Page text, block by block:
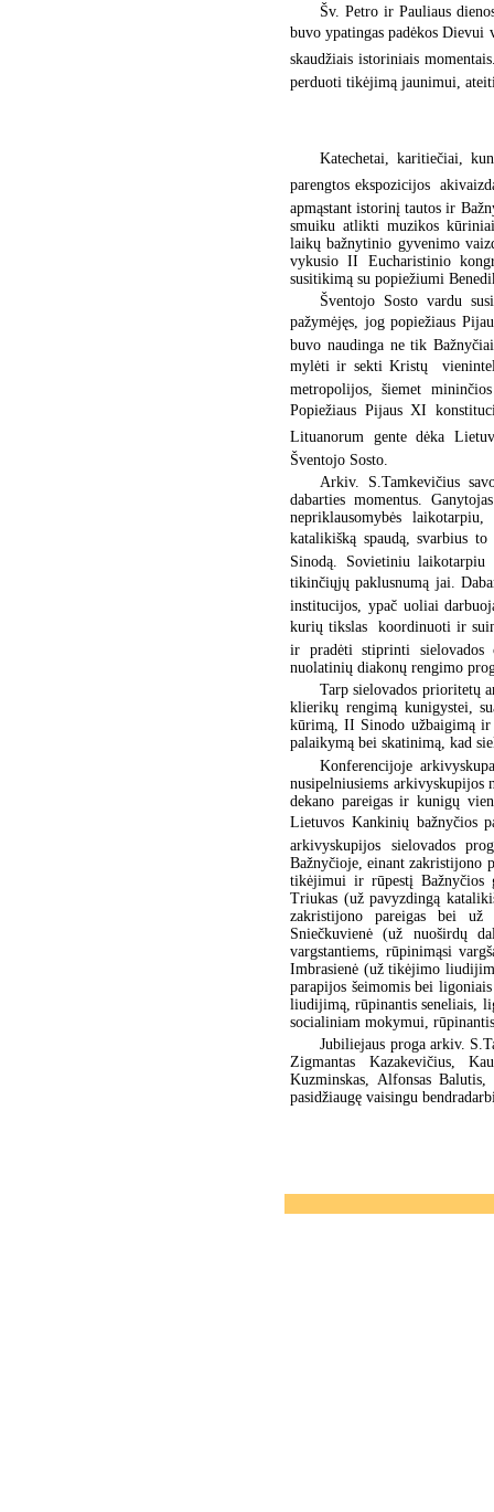
Šv. Petro ir Pauliaus
buvo ypatingas padėkos
skaudžiais istoriniais
perduoti tikėjimą jaunimui,
Katechetai, karitiečiai,
parengtos ekspozicijos 
apmąstant istorinį tautos ir
smuiku atlikti muzikos
laikų bažnytinio gyvenimo
vykusio II Eucharistinio
susitikimą su popiežiumi
Šventojo Sosto vardu
pažymėjęs, jog popiežiaus
buvo naudinga ne tik
mylėti ir sekti Kristų 
metropolijos, šiemet
Popiežiaus Pijaus XI
Lituanorum gente dėka
Šventojo Sosto.
Arkiv. S.Tamkevičius
dabarties momentus.
nepriklausomybės
katalikišką spaudą, svarbius
Sinodą. Sovietiniu
tikinčiųjų paklusnumą jai.
institucijos, ypač uoliai
kurių tikslas  koordinuoti ir
ir pradėti stiprinti sielovados
nuolatinių diakonų rengimo
Tarp sielovados prioritetų
klierikų rengimą kunigystei,
kūrimą, II Sinodo užbaigimą ir
palaikymą bei skatinimą, kad
Konferencijoje
nusipelniusiems arkivyskupijos
dekano pareigas ir kunigų
Lietuvos Kankinių bažnyčios
arkivyskupijos sielovados
Bažnyčioje, einant zakristijono
tikėjimui ir rūpestį Bažnyčios
Triukas (už pavyzdingą
zakristijono pareigas bei už
Sniečkuvienė (už nuoširdų
vargstantiems, rūpinimąsi
Imbrasienė (už tikėjimo
parapijos šeimomis bei
liudijimą, rūpinantis seneliais,
socialiniam mokymui,
Jubiliejaus proga arkiv.
Zigmantas Kazakevičius,
Kuzminskas, Alfonsas
pasidžiaugę vaisingu